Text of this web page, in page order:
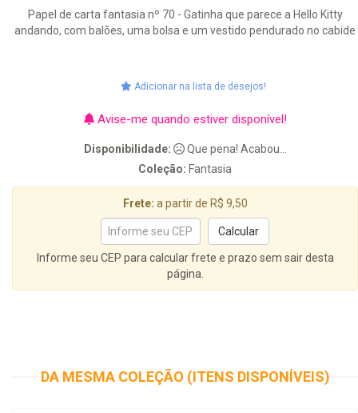
Papel de carta fantasia nº 70 - Gatinha que parece a Hello Kitty
andando, com balões, uma bolsa e um vestido pendurado no cabide
Adicionar na lista de desejos!
Avise-me quando estiver disponível!
Disponibilidade:
Que pena! Acabou...
Coleção: Fantasia
Frete: a partir de R$ 9,50
Informe seu CEP para calcular frete e prazo sem sair desta
página.
DA MESMA COLEÇÃO (ITENS DISPONÍVEIS)